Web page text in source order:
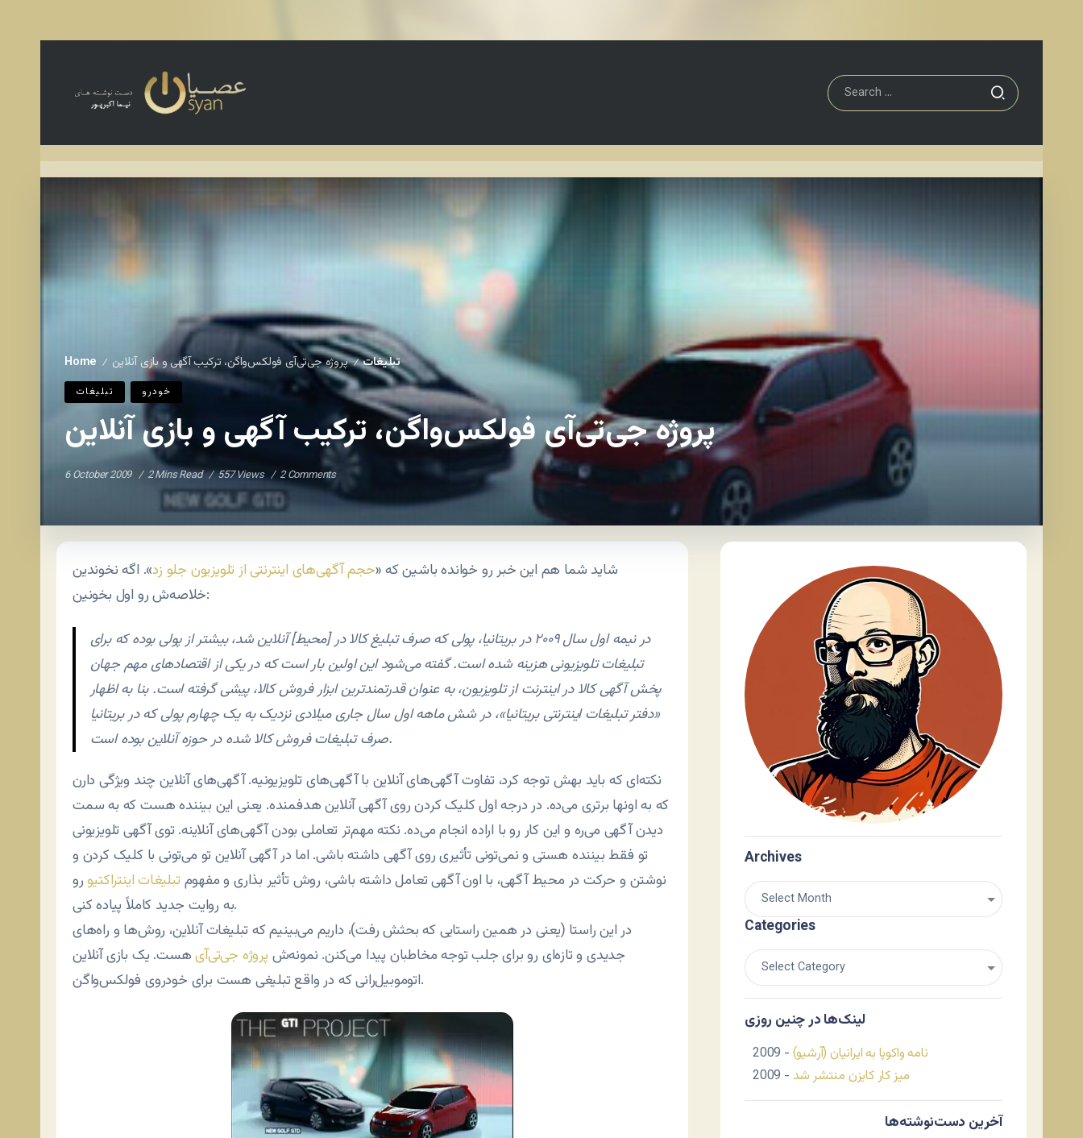
Home / تبلیغات / پروژه جی‌تی‌آی فولکس‌واگن، ترکیب آگهی و بازی آنلاین
تبلیغات خودرو
پروژه جی‌تی‌آی فولکس‌واگن، ترکیب آگهی و بازی آنلاین
6 October 2009 2 Mins Read 557 Views 2 Comments
شاید شما هم این خبر رو خوانده باشین که «حجم آگهی‌های اینترنتی از تلویزیون جلو زد». اگه نخوندین
خلاصه‌ش رو اول بخونین:
در نیمه اول سال ۲۰۰۹ در بریتانیا، پولی که صرف تبلیغ کالا در [محیط] آنلاین شد، بیشتر از پولی بوده که برای
تبلیغات تلویزیونی هزینه شده است. گفته می‌شود این اولین بار است که در یکی از اقتصادهای مهم جهان
پخش آگهی کالا در اینترنت از تلویزیون، به عنوان قدرتمندترین ابزار فروش کالا، پیشی گرفته است. بنا به اظهار
«دفتر تبلیغات اینترنتی بریتانیا»، در شش ماهه اول سال جاری میلادی نزدیک به یک چهارم پولی که در بریتانیا
صرف تبلیغات فروش کالا شده در حوزه آنلاین بوده است.
نکته‌ای که باید بهش توجه کرد، تفاوت آگهی‌های آنلاین با آگهی‌های تلویزیونیه. آگهی‌های آنلاین چند ویژگی دارن
که به اونها برتری می‌ده. در درجه اول کلیک کردن روی آگهی آنلاین هدفمنده. یعنی این بیننده هست که به سمت
دیدن آگهی می‌ره و این کار رو با اراده انجام می‌ده. نکته مهم‌تر تعاملی بودن آگهی‌های آنلاینه. توی آگهی تلویزیونی
تو فقط بیننده هستی و نمی‌تونی تأثیری روی آگهی داشته باشی. اما در آگهی آنلاین تو می‌تونی با کلیک کردن و
نوشتن و حرکت در محیط آگهی، با اون آگهی تعامل داشته باشی، روش تأثیر بذاری و مفهوم تبلیغات اینتراکتیورو
به روایت جدید کاملاً پیاده کنی.
در این راستا (یعنی در همین راستایی که بحثش رفت)، داریم می‌بینیم که تبلیغات آنلاین، روش‌ها و راه‌های
جدیدی و تازه‌ای رو برای جلب توجه مخاطبان پیدا می‌کنن. نمونه‌ش پروژه جی‌تی‌آیهست. یک بازی آنلاین
اتوموبیل‌رانی که در واقع تبلیغی هست برای خودروی فولکس‌واگن.
Archives
Categories
لینک‌ها در چنین روزی
نامه واکوپا به ایرانیان (آرشیو) - 2009
میز کار کایزن منتشر شد - 2009
آخرین دست‌نوشته‌ها